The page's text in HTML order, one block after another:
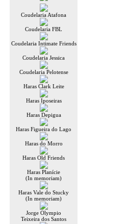
Coudelaria Atafona
Coudelaria FBL
Coudelaria Intimate Friends
Coudelaria Jessica
Coudelaria Pelotense
Haras Clark Leite
Haras Iposeiras
Haras Depigua
Haras Figueira do Lago
Haras do Morro
Haras Old Friends
Haras Planície
(In memoriam)
Haras Vale do Stucky
(In memoriam)
Jorge Olympio
Teixeira dos Santos